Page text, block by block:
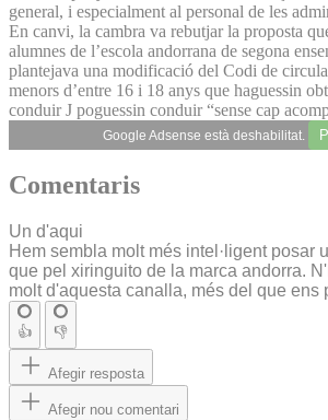
general, i especialment al personal de les
En canvi, la cambra va rebutjar la proposta
alumnes de l’escola andorrana de segona
plantejava una modificació del Codi de
menors d’entre 16 i 18 anys que haguessin
conduir J poguessin conduir “sense cap
Google Adsense està deshabilitat.
Comentaris
Un d'aqui
Hem sembla molt més intel·ligent posar
que pel xiringuito de la marca andorra.
molt d'aquesta canalla, més del que ens
👍 👎
Afegir resposta
Afegir nou comentari